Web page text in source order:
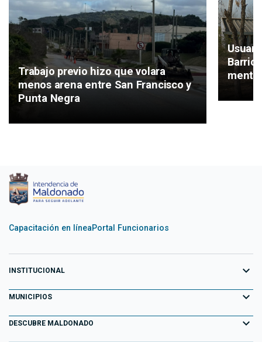
Trabajo previo hizo que volara
menos arena entre San Francisco y
Punta Negra
Capacitación en líneaPortal Funcionarios
INSTITUCIONAL expand_more
Equipo de Gobierno
Primeros 100 días
MUNICIPIOS expand_more
Aiguá
DESCUBRE MALDONADO expand_more